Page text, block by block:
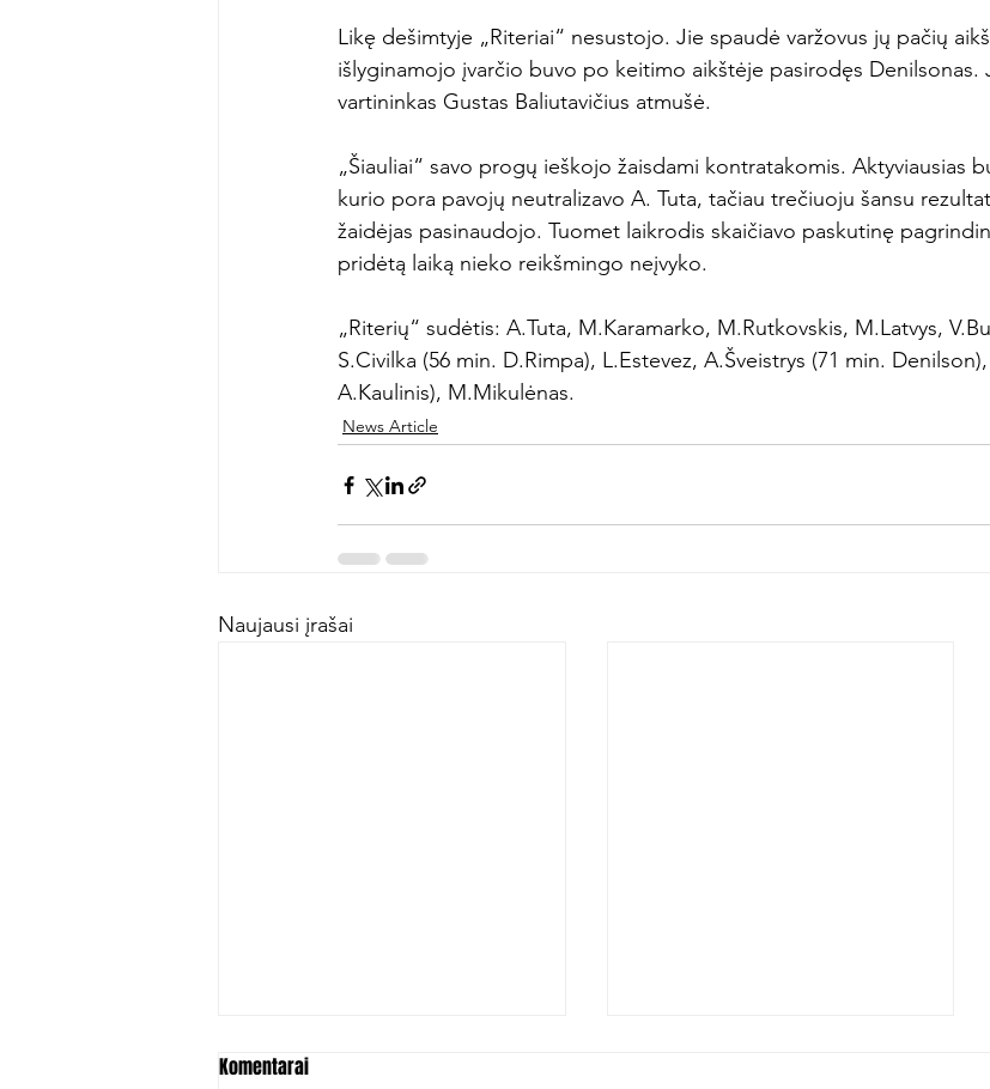
Likę dešimtyje „Riteriai“ nesustojo. Jie spaudė varžovus jų pačių
išlyginamojo įvarčio buvo po keitimo aikštėje pasirodęs Denilsonas.
vartininkas Gustas Baliutavičius atmušė.
„Šiauliai“ savo progų ieškojo žaisdami kontratakomis. Aktyviausias
kurio pora pavojų neutralizavo A. Tuta, tačiau trečiuoju šansu
žaidėjas pasinaudojo. Tuomet laikrodis skaičiavo paskutinę
pridėtą laiką nieko reikšmingo neįvyko.
„Riterių“ sudėtis: A.Tuta, M.Karamarko, M.Rutkovskis, M.Latvys,
S.Civilka (56 min. D.Rimpa), L.Estevez, A.Šveistrys (71 min.
A.Kaulinis), M.Mikulėnas.
News Article
Naujausi įrašai
Komentarai